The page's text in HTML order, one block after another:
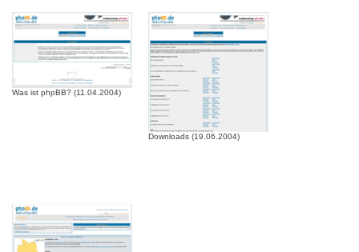
Was ist phpBB? (11.04.2004)
Downloads (19.06.2004)